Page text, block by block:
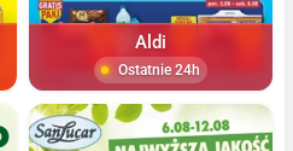
Aldi
Ostatnie 24h